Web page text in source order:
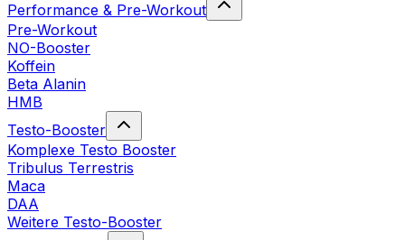
Performance & Pre-Workout
Pre-Workout
NO-Booster
Koffein
Beta Alanin
HMB
Testo-Booster
Komplexe Testo Booster
Tribulus Terrestris
Maca
DAA
Weitere Testo-Booster